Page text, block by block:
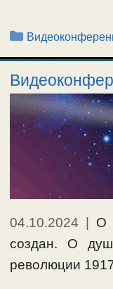
Рубрики
04.10.2024
О
создан. О
революции